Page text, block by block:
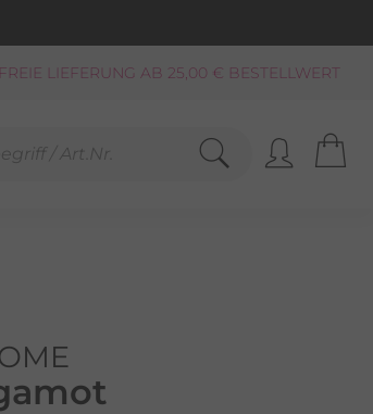
KAUF AUF RECHNUNG**, LASTSCHRIFT
FREUNDLICHER SERVICE 0800-808159
GEPRÜFTER, ZERTIFIZIERTER SHOP